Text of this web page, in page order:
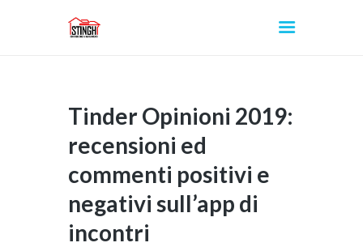
INICIO
Tinder Opinioni 2019:
recensioni ed
commenti positivi e
negativi sull’app di
incontri